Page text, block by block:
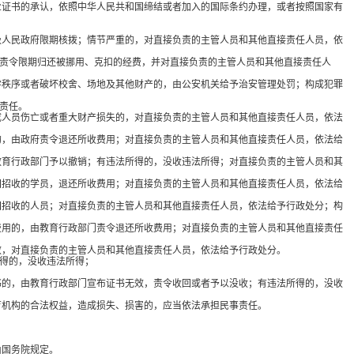
书的承认，依照中华人民共和国缔结或者加入的国际条约办理，或者按照国家有
民政府限期核拨；情节严重的，对直接负责的主管人员和其他直接责任人员，依
限期归还被挪用、克扣的经费，并对直接负责的主管人员和其他直接责任人
序或者破坏校舍、场地及其他财产的，由公安机关给予治安管理处罚；构成犯罪
任。
员伤亡或者重大财产损失的，对直接负责的主管人员和其他直接责任人员，依法
由政府责令退还所收费用；对直接负责的主管人员和其他直接责任人员，依法给
行政部门予以撤销；有违法所得的，没收违法所得；对直接负责的主管人员和其
收的学员，退还所收费用；对直接负责的主管人员和其他直接责任人员，依法给
收的人员；对直接负责的主管人员和其他直接责任人员，依法给予行政处分；构
的，由教育行政部门责令退还所收费用；对直接负责的主管人员和其他直接责任
对直接负责的主管人员和其他直接责任人员，依法给予行政处分。
的，没收违法所得；
，由教育行政部门宣布证书无效，责令收回或者予以没收；有违法所得的，没收
构的合法权益，造成损失、损害的，应当依法承担民事责任。
务院规定。